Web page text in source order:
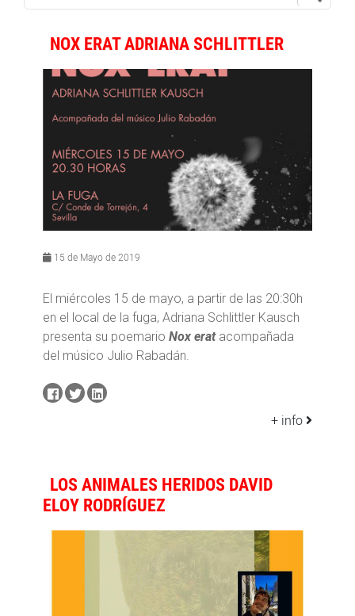
NOX ERAT ADRIANA SCHLITTLER
15 de Mayo de 2019
El miércoles 15 de mayo, a partir de las 20:30h
en el local de la fuga, Adriana Schlittler Kausch
presenta su poemario Nox eratacompañada
del músico Julio Rabadán.
+ info
LOS ANIMALES HERIDOS DAVID
ELOY RODRÍGUEZ